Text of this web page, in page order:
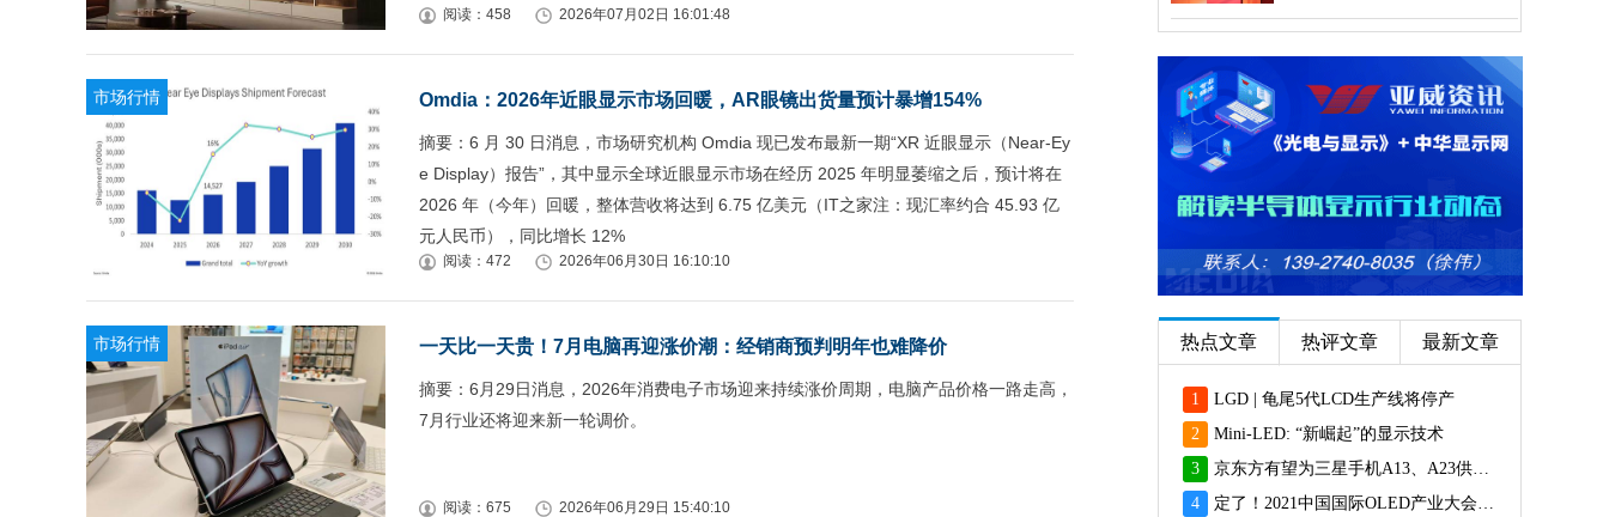
阅读：458 2026年07月02日 16:01:48
市场行情 Omdia：2026年近眼显示市场回暖，AR眼镜出货量预计暴增154%
摘要：6 月 30 日消息，市场研究机构 Omdia 现已发布最新一期“XR 近眼显示（Near-Ey
e Display）报告”，其中显示全球近眼显示市场在经历 2025 年明显萎缩之后，预计将在
2026 年（今年）回暖，整体营收将达到 6.75 亿美元（IT之家注：现汇率约合 45.93 亿
元人民币），同比增长 12%
阅读：472 2026年06月30日 16:10:10
市场行情 一天比一天贵！7月电脑再迎涨价潮：经销商预判明年也难降价
摘要：6月29日消息，2026年消费电子市场迎来持续涨价周期，电脑产品价格一路走高，
7月行业还将迎来新一轮调价。
阅读：675 2026年06月29日 15:40:10
热点文章 热评文章 最新文章
1
LGD | 龟尾5代LCD生产线将停产
2
Mini-LED: “新崛起”的显示技术
3
京东方有望为三星手机A13、A23供应面板
4
定了！2021中国国际OLED产业大会12月重磅启幕